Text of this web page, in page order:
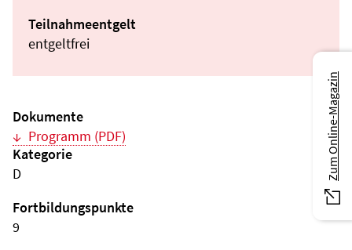
Teilnahmeentgelt
entgeltfrei
Dokumente
Programm (PDF)
Kategorie
D
Fortbildungspunkte
9
Zum Online-Magazin